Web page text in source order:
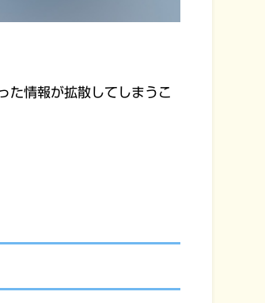
た情報が拡散してしまうこ